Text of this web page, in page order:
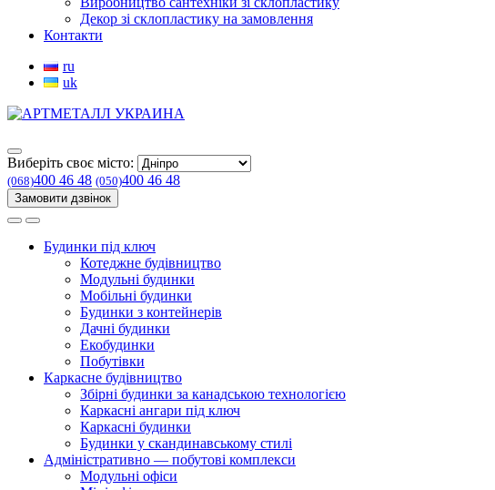
Декор зі склопластику на замовлення
Контакти
ru
uk
Виберіть своє місто:
(068)400 46 48 (050)400 46 48
Замовити дзвінок
Будинки під ключ
Котеджне будівництво
Модульні будинки
Мобільні будинки
Будинки з контейнерів
Дачні будинки
Екобудинки
Побутівки
Каркасне будівництво
Збірні будинки за канадською технологією
Каркасні ангари під ключ
Каркасні будинки
Будинки у скандинавському стилі
Адміністративно — побутові комплекси
Модульні офіси